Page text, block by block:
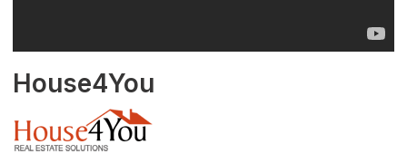
House4You